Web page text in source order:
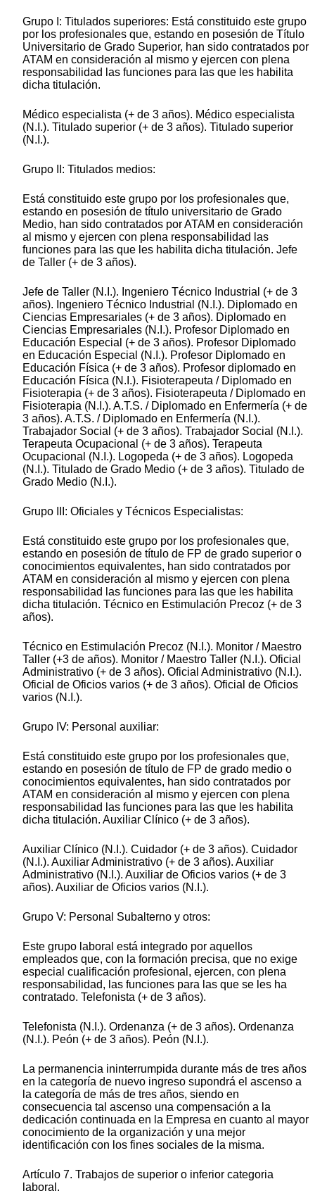
Grupo I: Titulados superiores: Está constituido este grupo
por los profesionales que, estando en posesión de Título
Universitario de Grado Superior, han sido contratados por
ATAM en consideración al mismo y ejercen con plena
responsabilidad las funciones para las que les habilita
dicha titulación.
Médico especialista (+ de 3 años). Médico especialista
(N.I.). Titulado superior (+ de 3 años). Titulado superior
(N.I.).
Grupo II: Titulados medios:
Está constituido este grupo por los profesionales que,
estando en posesión de título universitario de Grado
Medio, han sido contratados por ATAM en consideración
al mismo y ejercen con plena responsabilidad las
funciones para las que les habilita dicha titulación. Jefe
de Taller (+ de 3 años).
Jefe de Taller (N.I.). Ingeniero Técnico Industrial (+ de 3
años). Ingeniero Técnico Industrial (N.I.). Diplomado en
Ciencias Empresariales (+ de 3 años). Diplomado en
Ciencias Empresariales (N.I.). Profesor Diplomado en
Educación Especial (+ de 3 años). Profesor Diplomado
en Educación Especial (N.I.). Profesor Diplomado en
Educación Física (+ de 3 años). Profesor diplomado en
Educación Física (N.I.). Fisioterapeuta / Diplomado en
Fisioterapia (+ de 3 años). Fisioterapeuta / Diplomado en
Fisioterapia (N.I.). A.T.S. / Diplomado en Enfermería (+ de
3 años). A.T.S. / Diplomado en Enfermería (N.I.).
Trabajador Social (+ de 3 años). Trabajador Social (N.I.).
Terapeuta Ocupacional (+ de 3 años). Terapeuta
Ocupacional (N.I.). Logopeda (+ de 3 años). Logopeda
(N.I.). Titulado de Grado Medio (+ de 3 años). Titulado de
Grado Medio (N.I.).
Grupo III: Oficiales y Técnicos Especialistas:
Está constituido este grupo por los profesionales que,
estando en posesión de título de FP de grado superior o
conocimientos equivalentes, han sido contratados por
ATAM en consideración al mismo y ejercen con plena
responsabilidad las funciones para las que les habilita
dicha titulación. Técnico en Estimulación Precoz (+ de 3
años).
Técnico en Estimulación Precoz (N.I.). Monitor / Maestro
Taller (+3 de años). Monitor / Maestro Taller (N.I.). Oficial
Administrativo (+ de 3 años). Oficial Administrativo (N.I.).
Oficial de Oficios varios (+ de 3 años). Oficial de Oficios
varios (N.I.).
Grupo IV: Personal auxiliar:
Está constituido este grupo por los profesionales que,
estando en posesión de título de FP de grado medio o
conocimientos equivalentes, han sido contratados por
ATAM en consideración al mismo y ejercen con plena
responsabilidad las funciones para las que les habilita
dicha titulación. Auxiliar Clínico (+ de 3 años).
Auxiliar Clínico (N.I.). Cuidador (+ de 3 años). Cuidador
(N.I.). Auxiliar Administrativo (+ de 3 años). Auxiliar
Administrativo (N.I.). Auxiliar de Oficios varios (+ de 3
años). Auxiliar de Oficios varios (N.I.).
Grupo V: Personal Subalterno y otros:
Este grupo laboral está integrado por aquellos
empleados que, con la formación precisa, que no exige
especial cualificación profesional, ejercen, con plena
responsabilidad, las funciones para las que se les ha
contratado. Telefonista (+ de 3 años).
Telefonista (N.I.). Ordenanza (+ de 3 años). Ordenanza
(N.I.). Peón (+ de 3 años). Peón (N.I.).
La permanencia ininterrumpida durante más de tres años
en la categoría de nuevo ingreso supondrá el ascenso a
la categoría de más de tres años, siendo en
consecuencia tal ascenso una compensación a la
dedicación continuada en la Empresa en cuanto al mayor
conocimiento de la organización y una mejor
identificación con los fines sociales de la misma.
Artículo 7. Trabajos de superior o inferior categoria
laboral.